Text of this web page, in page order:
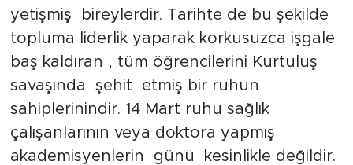
yetişmiş bireylerdir. Tarihte de bu şekilde
topluma liderlik yaparak korkusuzca işgale
baş kaldıran , tüm öğrencilerini Kurtuluş
savaşında şehit etmiş bir ruhun
sahiplerinindir. 14 Mart ruhu sağlık
çalışanlarının veya doktora yapmış
akademisyenlerin günü kesinlikle değildir.